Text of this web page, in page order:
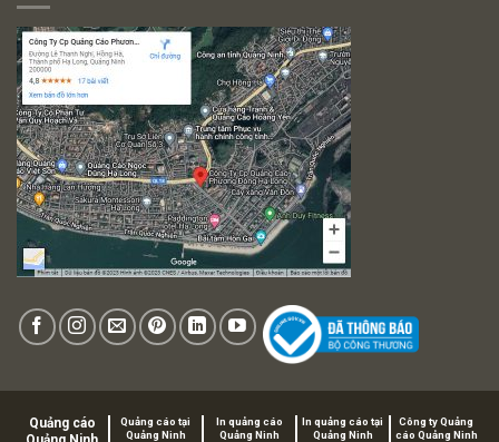
Quảng cáo
Quảng cáo tại
Quảng Ninh
In quảng cáo
Quảng Ninh
In quảng cáo tại
Quảng Ninh
Công ty Quảng
cáo Quảng Ninh